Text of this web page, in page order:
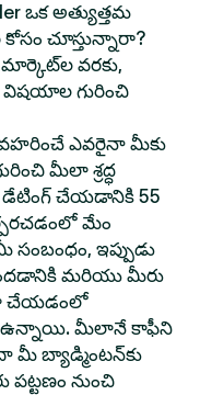
ఒక అత్యుత్తమ
చూస్తున్నారా?
మార్కెట్‌ల వరకు,
విషయాల గురించి
ఎవరైనా మీకు
మీలా శ్రద్ధ
డేటింగ్ చేయడానికి 55
మేం
ఇప్పుడు
మరియు మీరు
చేయడంలో
ఉన్నాయి. మీలానే కాఫీని
మీ బ్యాడ్మింటన్‌కు
నుంచి